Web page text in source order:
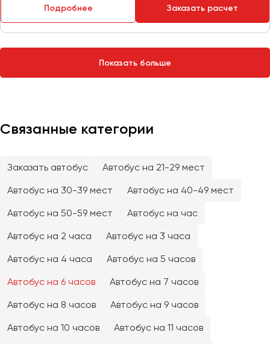
Подробнее Заказать расчет
Показать больше
Связанные категории
Заказать автобус
Автобус на 21-29 мест
Автобус на 30-39 мест
Автобус на 40-49 мест
Автобус на 50-59 мест
Автобус на час
Автобус на 2 часа
Автобус на 3 часа
Автобус на 4 часа
Автобус на 5 часов
Автобус на 6 часов
Автобус на 7 часов
Автобус на 8 часов
Автобус на 9 часов
Автобус на 10 часов
Автобус на 11 часов
Тверь
Тольятти
Улан-Удэ
Уфа
Феодосия
Чебоксары
Челябинск
Чита